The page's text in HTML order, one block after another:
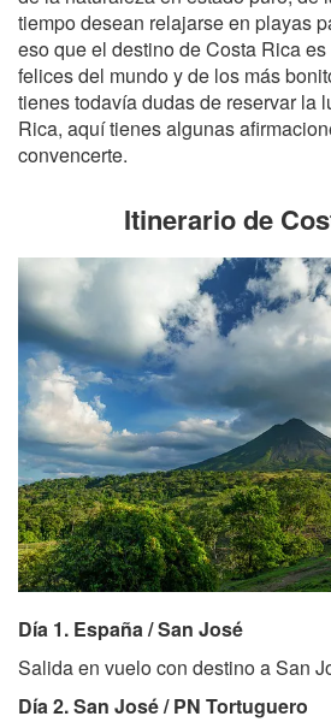
tiempo desean relajarse en playas
eso que el destino de Costa Rica
felices del mundo y de los más
tienes todavía dudas de reservar la
Rica, aquí tienes algunas
convencerte.
Itinerario de
Día 1. España / San José
Salida en vuelo con destino a San
Día 2. San José / PN Tortuguero